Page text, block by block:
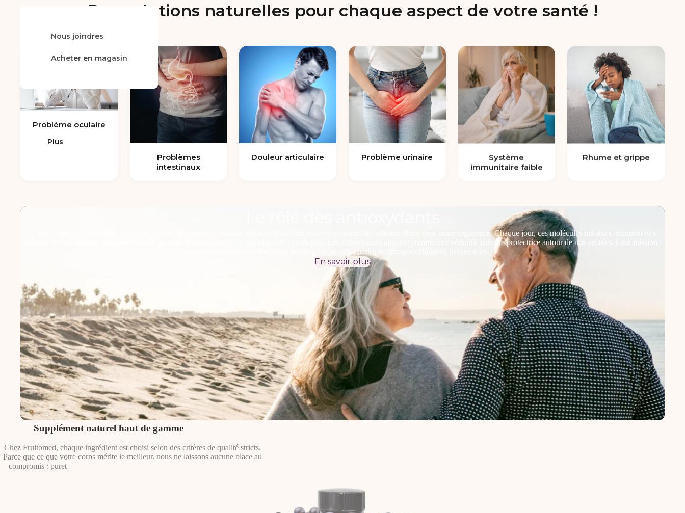
Nous joindres
Acheter en magasin
Plus
Des solutions naturelles pour chaque aspect de votre santé !
Problème oculaire
Problèmes
intestinaux
Douleur articulaire Problème urinaire
Système
immunitaire faible
Rhume et grippe
L’alimentation transformée, la pollution environnementale, le tabac et l’alcool sont des sources majeures de radicaux libres dans notre organisme. Chaque jour, ces molécules instables attaquent nos
cellules et s’accumulent progressivement, fragilisant notre santé face aux maladies chroniques. Les antioxydants agissent comme une véritable barrière protectrice autour de nos cellules. Leur mission :
neutraliser les radicaux libres avant qu’ils ne causent des dommages cellulaires irréversibles.
En savoir plus
Supplément naturel haut de gamme
Chez Fruitomed, chaque ingrédient est choisi selon des critères de qualité stricts.
Parce que ce que votre corps mérite le meilleur, nous ne laissons aucune place au
compromis : pureté, traçabilité et efficacité guident chacune de nos sélections.